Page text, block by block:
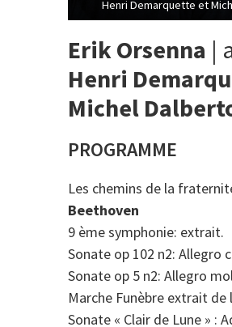
Henri Demarquette et
Erik Orsenna |
Henri
Michel
PROGRAMME
Les chemins de la
Beethoven
9 ème symphonie: extrait.
Sonate op 102 n2: Allegro
Sonate op 5 n2: Allegro
Marche Funèbre extrait
Sonate « Clair de Lune » :